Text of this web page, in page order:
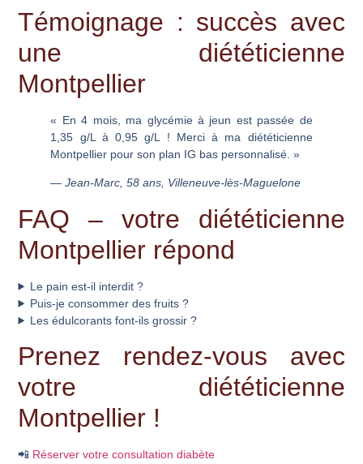
Témoignage : succès avec
une diététicienne
Montpellier
« En 4 mois, ma glycémie à jeun est passée de
1,35 g/L à 0,95 g/L ! Merci à ma diététicienne
Montpellier pour son plan IG bas personnalisé. »
— Jean-Marc, 58 ans, Villeneuve-lès-Maguelone
FAQ – votre diététicienne
Montpellier répond
Le pain est-il interdit ?
Puis-je consommer des fruits ?
Les édulcorants font-ils grossir ?
Prenez rendez-vous avec
votre diététicienne
Montpellier !
📲 Réserver votre consultation diabète